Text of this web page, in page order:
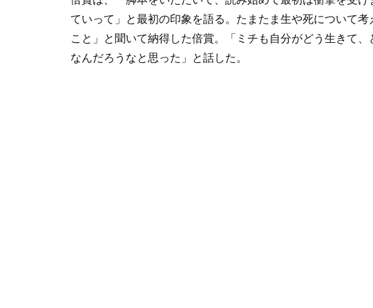
ていって」と最初の印象を語る。たまたま生や死について
こと」と聞いて納得した倍賞。「ミチも自分がどう生きて
なんだろうなと思った」と話した。